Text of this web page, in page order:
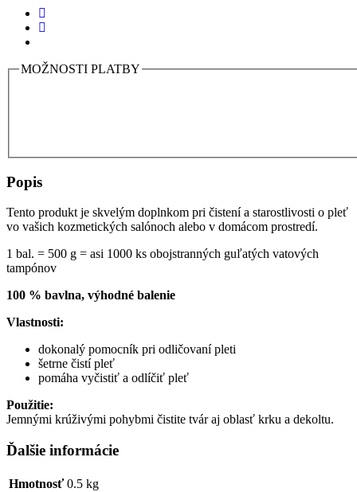
MOŽNOSTI PLATBY
Popis
Tento produkt je skvelým doplnkom pri čistení a starostlivosti o pleť
vo vašich kozmetických salónoch alebo v domácom prostredí.
1 bal. = 500 g = asi 1000 ks obojstranných guľatých vatových
tampónov
100 % bavlna, výhodné balenie
Vlastnosti:
dokonalý pomocník pri odličovaní pleti
šetrne čistí pleť
pomáha vyčistiť a odlíčiť pleť
Použitie:
Jemnými krúživými pohybmi čistite tvár aj oblasť krku a dekoltu.
Ďalšie informácie
Hmotnosť 0.5 kg